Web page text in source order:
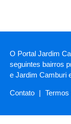
O Portal Jardim
seguintes bairros
e Jardim Camburi
Contato |